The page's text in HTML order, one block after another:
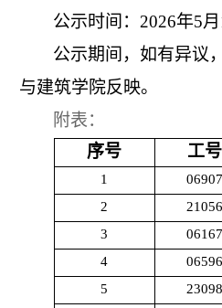
公示时间：2026年5
公示期间，如有异议
与建筑学院反映。
附表：
序号
工号
1 06907
2 21056
3 06167
4 06596
5 23098